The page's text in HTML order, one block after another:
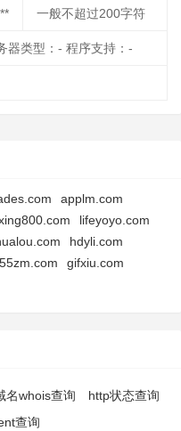
一般不超过200字符
器类型：- 程序支持：-
applm.com
lifeyoyo.com
hdyli.com
55zm.com
gifxiu.com
名whois查询
http状态查询
查询